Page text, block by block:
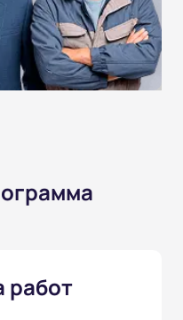
работ